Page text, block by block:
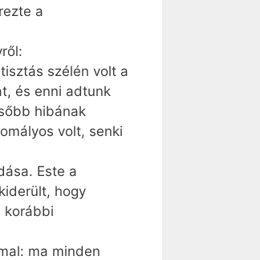
a
szélén volt a
és enni adtunk
hibának
volt, senki
Este a
hogy
korábbi
ma minden